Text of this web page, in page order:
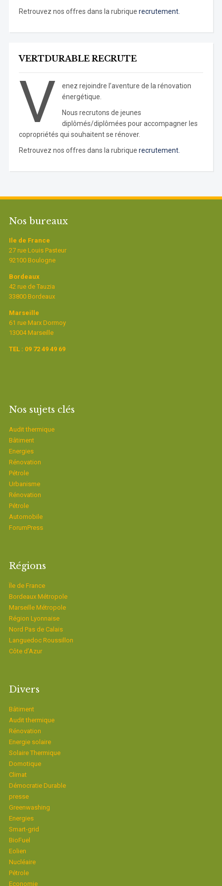
Retrouvez nos offres dans la rubrique recrutement.
VERTDURABLE RECRUTE
V
enez rejoindre l’aventure de la rénovation
énergétique.
Nous recrutons de jeunes
diplômés/diplômées pour accompagner les
copropriétés qui souhaitent se rénover.
Retrouvez nos offres dans la rubrique recrutement.
Nos bureaux
Ile de France
27 rue Louis Pasteur
92100 Boulogne
Bordeaux
42 rue de Tauzia
33800 Bordeaux
Marseille
61 rue Marx Dormoy
13004 Marseille
TEL : 09 72 49 49 69
Nos sujets clés
Audit thermique
Bâtiment
Energies
Rénovation
Pétrole
Urbanisme
Rénovation
Pétrole
Automobile
ForumPress
Régions
Ïle de France
Bordeaux Métropole
Marseille Métropole
Région Lyonnaise
Nord Pas de Calais
Languedoc Roussillon
Côte d’Azur
Divers
Bâtiment
Audit thermique
Rénovation
Energie solaire
Solaire Thermique
Domotique
Climat
Démocratie Durable
presse
Greenwashing
Energies
Smart-grid
BioFuel
Eolien
Nucléaire
Pétrole
Economie